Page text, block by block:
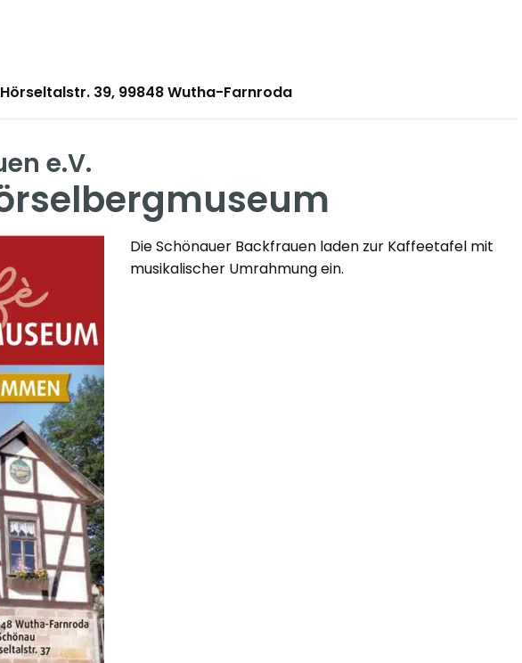
39, 99848 Wutha-Farnroda
e.V.
Die Schönauer Backfrauen laden zur Kaffeetafel mit
musikalischer Umrahmung ein.